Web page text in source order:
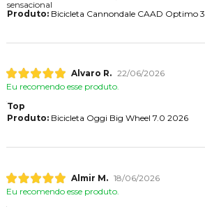
sensacional
Produto:Bicicleta Cannondale CAAD Optimo 3
Alvaro R. 22/06/2026
Eu recomendo esse produto.
Top
Produto:Bicicleta Oggi Big Wheel 7.0 2026
Almir M. 18/06/2026
Eu recomendo esse produto.